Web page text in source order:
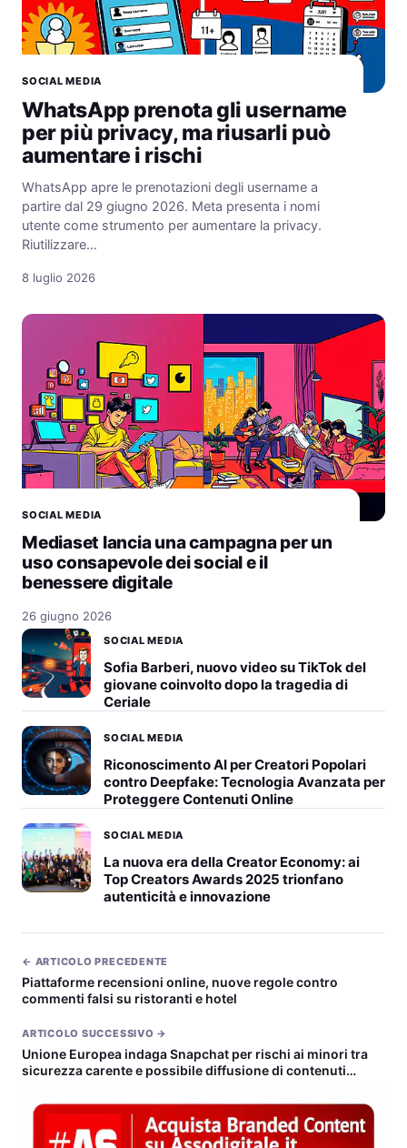
SOCIAL MEDIA
WhatsApp prenota gli username
per più privacy, ma riusarli può
aumentare i rischi
WhatsApp apre le prenotazioni degli username a
partire dal 29 giugno 2026. Meta presenta i nomi
utente come strumento per aumentare la privacy.
Riutilizzare…
8 luglio 2026
SOCIAL MEDIA
Mediaset lancia una campagna per un
uso consapevole dei social e il
benessere digitale
26 giugno 2026
SOCIAL MEDIA
Sofia Barberi, nuovo video su TikTok del
giovane coinvolto dopo la tragedia di
Ceriale
SOCIAL MEDIA
Riconoscimento AI per Creatori Popolari
contro Deepfake: Tecnologia Avanzata per
Proteggere Contenuti Online
SOCIAL MEDIA
La nuova era della Creator Economy: ai
Top Creators Awards 2025 trionfano
autenticità e innovazione
← ARTICOLO PRECEDENTE
Piattaforme recensioni online, nuove regole contro
commenti falsi su ristoranti e hotel
ARTICOLO SUCCESSIVO →
Unione Europea indaga Snapchat per rischi ai minori tra
sicurezza carente e possibile diffusione di contenuti